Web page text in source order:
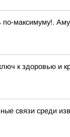
максимуму!.
к здоровью и
связи среди